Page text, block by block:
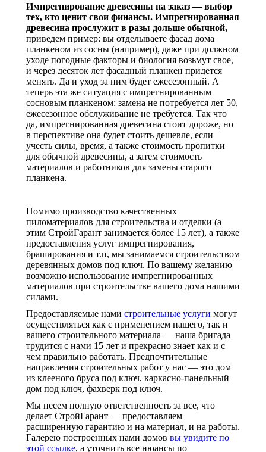
Импрегнирование древесины на заказ — выбор
тех, кто ценит свои финансы. Импрегнированная
древесина прослужит в разы дольше обычной,
приведем пример: вы отделываете фасад дома
планкеном из сосны (например), даже при должном
уходе погодные факторы и биология возьмут свое,
и через десяток лет фасадный планкен придется
менять. Да и уход за ним будет ежесезонный. А
теперь эта же ситуация с импрегнированным
сосновым планкеном: замена не потребуется лет 50,
ежесезонное обслуживание не требуется. Так что
да, импрегнированная древесина стоит дороже, но
в перспективе она будет стоить дешевле, если
учесть силы, время, а также стоимость пропитки
для обычной древесины, а затем стоимость
материалов и работников для замены старого
планкена.
Помимо производство качественных
пиломатериалов для строительства и отделки (а
этим СтройГарант занимается более 15 лет), а также
предоставления услуг импрегнирования,
браширования и т.п, мы занимаемся строительством
деревянных домов под ключ. По вашему желанию
возможно использование импрегнированных
материалов при строительстве вашего дома нашими
силами.
Предоставляемые нами строительные услуги могут
осуществляться как с применением нашего, так и
вашего строительного материала — наша бригада
трудится с нами 15 лет и прекрасно знает как и с
чем правильно работать. Предпочтительные
направления строительных работ у нас — это дом
из клееного бруса под ключ, каркасно-панельный
дом под ключ, фахверк под ключ.
Мы несем полную ответственность за все, что
делает СтройГарант — предоставляем
расширенную гарантию и на материал, и на работы.
Галерею построенных нами домов вы увидите по
этой ссылке, а уточнить все нюансы по